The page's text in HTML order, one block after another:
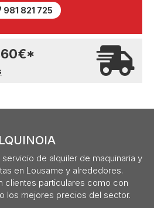
981 821 725
€*
de alquiler de maquinaria y
en Lousame y alrededores.
clientes particulares como con
los mejores precios del sector.